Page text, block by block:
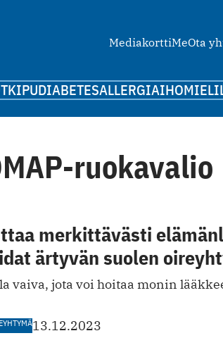
MediakorttiMeOta
KIPUDIABETESALLERGIAIHOMIELI
ruokavalio
merkittävästi
ärtyvän suolen
vaiva, jota voi hoitaa monin
13.12.2023